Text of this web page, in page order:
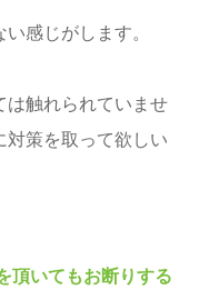
感じがします。
は触れられていませ
策を取って欲しい
頂いてもお断りする